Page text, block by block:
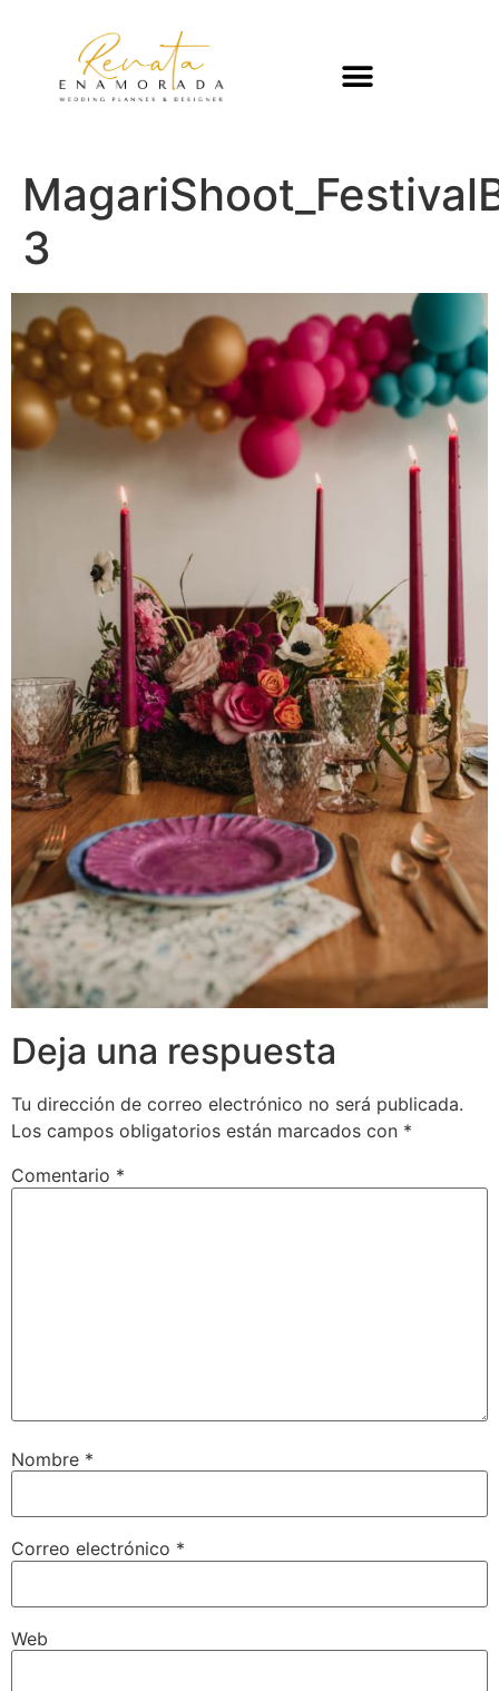
3
Deja una respuesta
Tu dirección de correo electrónico no será publicada.
Los campos obligatorios están marcados con *
Comentario *
Nombre *
Correo electrónico *
Web